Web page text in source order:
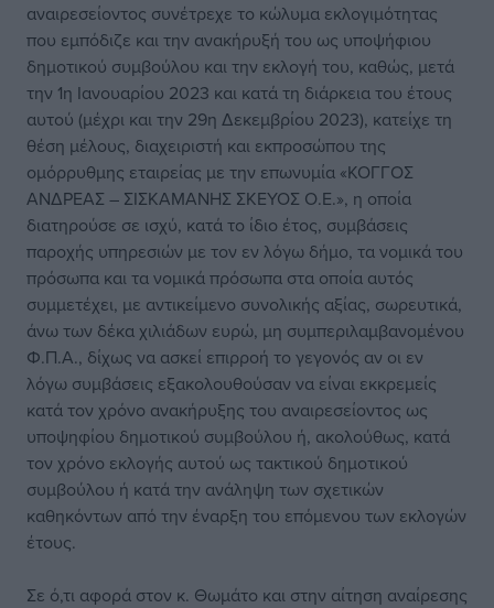
αναιρεσείοντος συνέτρεχε το κώλυμα εκλογιμότητας
που εμπόδιζε και την ανακήρυξή του ως υποψήφιου
δημοτικού συμβούλου και την εκλογή του, καθώς, μετά
την 1η Ιανουαρίου 2023 και κατά τη διάρκεια του έτους
αυτού (μέχρι και την 29η Δεκεμβρίου 2023), κατείχε τη
θέση μέλους, διαχειριστή και εκπροσώπου της
ομόρρυθμης εταιρείας με την επωνυμία «ΚΟΓΓΟΣ
ΑΝΔΡΕΑΣ – ΣΙΣΚΑΜΑΝΗΣ ΣΚΕΥΟΣ Ο.Ε.», η οποία
διατηρούσε σε ισχύ, κατά το ίδιο έτος, συμβάσεις
παροχής υπηρεσιών με τον εν λόγω δήμο, τα νομικά του
πρόσωπα και τα νομικά πρόσωπα στα οποία αυτός
συμμετέχει, με αντικείμενο συνολικής αξίας, σωρευτικά,
άνω των δέκα χιλιάδων ευρώ, μη συμπεριλαμβανομένου
Φ.Π.Α., δίχως να ασκεί επιρροή το γεγονός αν οι εν
λόγω συμβάσεις εξακολουθούσαν να είναι εκκρεμείς
κατά τον χρόνο ανακήρυξης του αναιρεσείοντος ως
υποψηφίου δημοτικού συμβούλου ή, ακολούθως, κατά
τον χρόνο εκλογής αυτού ως τακτικού δημοτικού
συμβούλου ή κατά την ανάληψη των σχετικών
καθηκόντων από την έναρξη του επόμενου των εκλογών
έτους.
Σε ό,τι αφορά στον κ. Θωμάτο και στην αίτηση αναίρεσης